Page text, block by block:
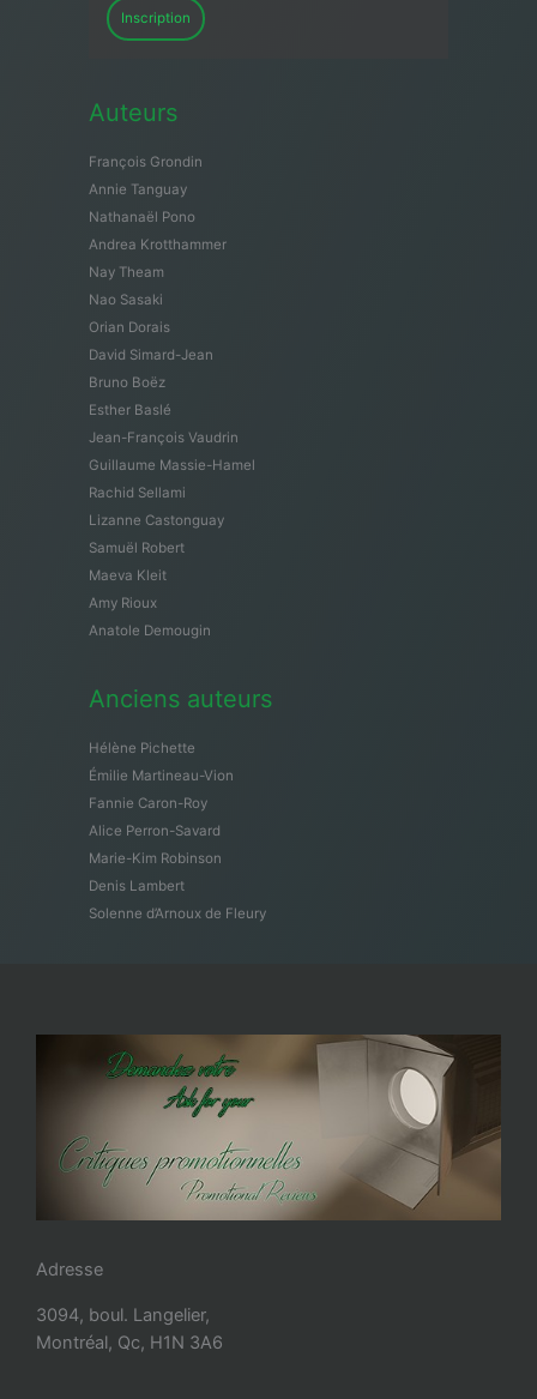
Inscription
Auteurs
François Grondin
Annie Tanguay
Nathanaël Pono
Andrea Krotthammer
Nay Theam
Nao Sasaki
Orian Dorais
David Simard-Jean
Bruno Boëz
Esther Baslé
Jean-François Vaudrin
Guillaume Massie-Hamel
Rachid Sellami
Lizanne Castonguay
Samuël Robert
Maeva Kleit
Amy Rioux
Anatole Demougin
Anciens auteurs
Hélène Pichette
Émilie Martineau-Vion
Fannie Caron-Roy
Alice Perron-Savard
Marie-Kim Robinson
Denis Lambert
Solenne d’Arnoux de Fleury
Adresse
3094, boul. Langelier,
Montréal, Qc, H1N 3A6